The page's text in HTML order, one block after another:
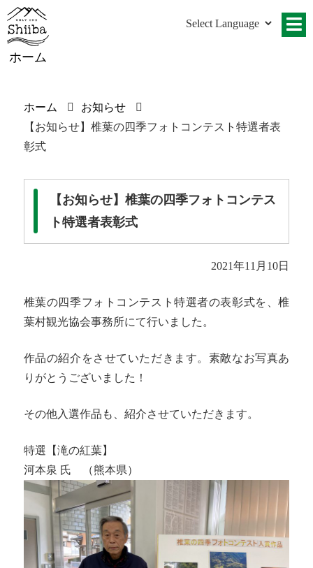
ホーム
ホーム
お知らせ
【お知らせ】椎葉の四季フォトコンテスト特選者表
彰式
【お知らせ】椎葉の四季フォトコンテス
ト特選者表彰式
2021年11月10日
椎葉の四季フォトコンテスト特選者の表彰式を、椎
葉村観光協会事務所にて行いました。
作品の紹介をさせていただきます。素敵なお写真あ
りがとうございました！
その他入選作品も、紹介させていただきます。
特選【滝の紅葉】
河本泉 氏 （熊本県）